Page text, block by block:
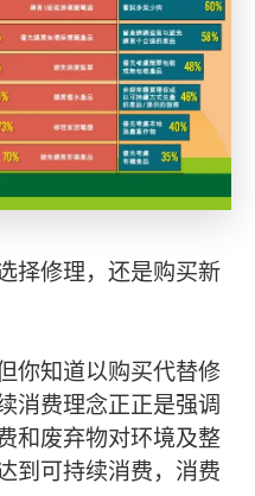
择修理，还是购买新
你知道以购买代替修
消费理念正正是强调
和废弃物对环境及整
到可持续消费，消费